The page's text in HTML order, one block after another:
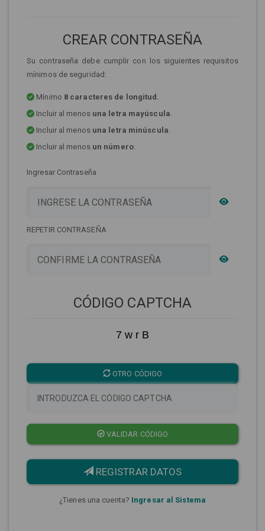
CREAR CONTRASEÑA
Su contraseña debe cumplir con los siguientes requisitos
mínimos de seguridad:
Mínimo 8 caracteres de longitud.
Incluir al menos una letra mayúscula.
Incluir al menos una letra minúscula.
Incluir al menos un número.
Ingresar Contraseña
REPETIR CONTRASEÑA
CÓDIGO CAPTCHA
7 w r B
OTRO CÓDIGO
VALIDAR CÓDIGO
REGISTRAR DATOS
¿Tienes una cuenta? Ingresar al Sistema